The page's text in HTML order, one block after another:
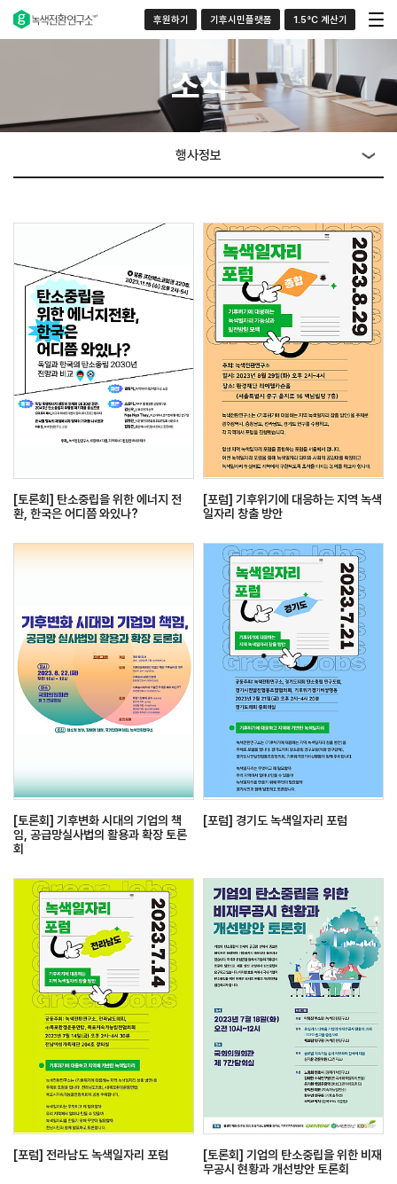
후원하기 기후시민플랫폼 1.5°C 계산기
소식
행사정보
[토론회] 탄소중립을 위한 에너지 전
환, 한국은 어디쯤 와있나?
[포럼] 기후위기에 대응하는 지역 녹색
일자리 창출 방안
[토론회] 기후변화 시대의 기업의 책
임, 공급망실사법의 활용과 확장 토론
회
[포럼] 경기도 녹색일자리 포럼
[포럼] 전라남도 녹색일자리 포럼
[토론회] 기업의 탄소중립을 위한 비재
무공시 현황과 개선방안 토론회